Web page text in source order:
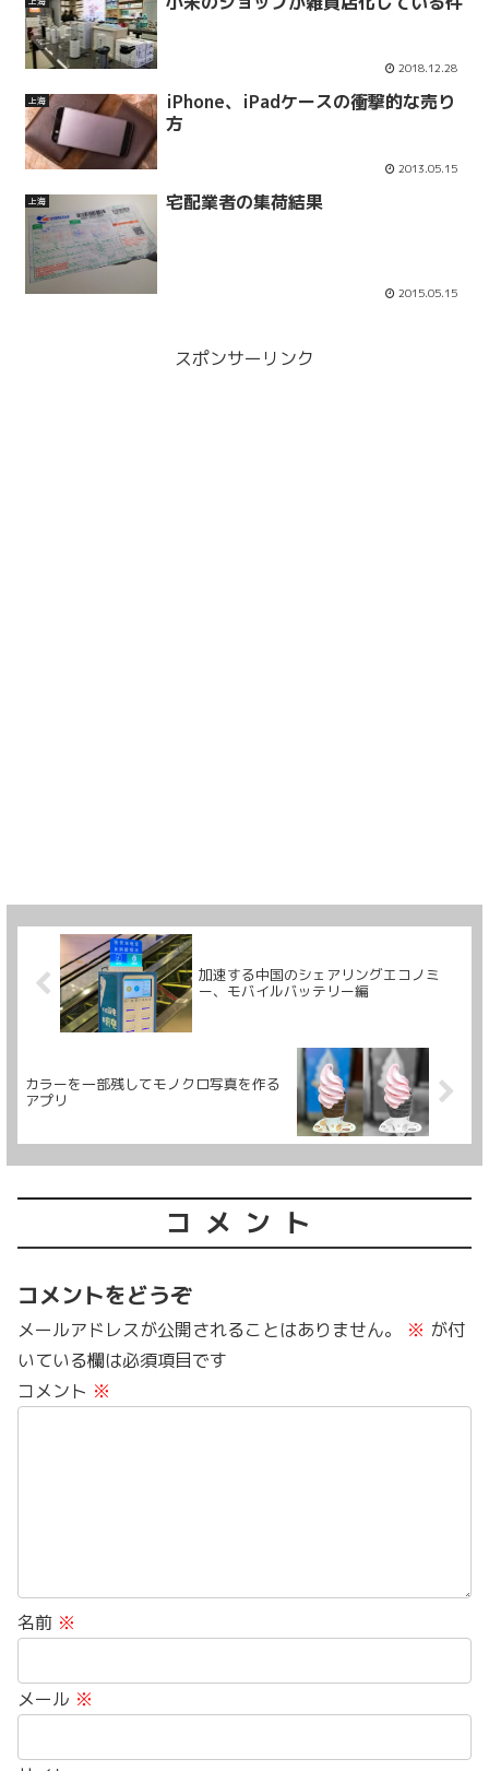
2018.12.28
上海
iPhone、iPadケースの衝撃的な売り
方
2013.05.15
上海 宅配業者の集荷結果
2015.05.15
スポンサーリンク
加速する中国のシェアリングエコノミ
ー、モバイルバッテリー編
カラーを一部残してモノクロ写真を作る
アプリ
コメント
コメントをどうぞ
メールアドレスが公開されることはありません。 ※ が付
いている欄は必須項目です
コメント ※
名前 ※
メール ※